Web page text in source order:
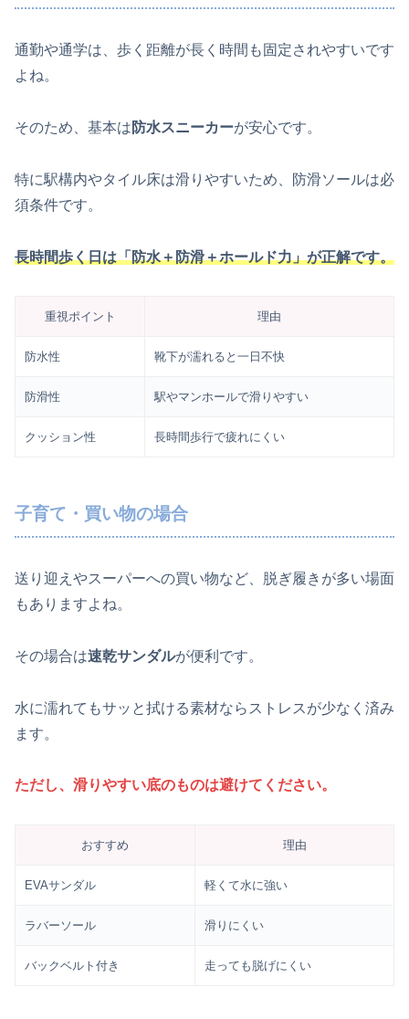
通勤や通学は、歩く距離が長く時間も固定されやすいです
よね。
そのため、基本は 防水スニーカーが安心です。
特に駅構内やタイル床は滑りやすいため、防滑ソールは必
須条件です。
長時間歩く日は「防水＋防滑＋ホールド力」が正解です。
重視ポイント 理由
防水性 靴下が濡れると一日不快
防滑性 駅やマンホールで滑りやすい
クッション性 長時間歩行で疲れにくい
子育て・買い物の場合
送り迎えやスーパーへの買い物など、脱ぎ履きが多い場面
もありますよね。
その場合は速乾サンダルが便利です。
水に濡れてもサッと拭ける素材ならストレスが少なく済み
ます。
ただし、滑りやすい底のものは避けてください。
おすすめ 理由
EVAサンダル 軽くて水に強い
ラバーソール 滑りにくい
バックベルト付き 走っても脱げにくい